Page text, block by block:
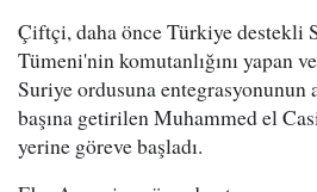
Çiftçi, daha önce Türkiye destekli
Tümeni'nin komutanlığını yapan
Suriye ordusuna entegrasyonunun
başına getirilen Muhammed el
yerine göreve başladı.